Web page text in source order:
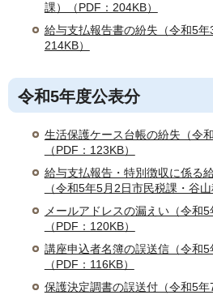
課）（PDF：204KB）
給与支払報告書の紛失（令和5年
214KB）
令和5年度公表分
生活保護ケース台帳の紛失（令
（PDF：123KB）
給与支払報告・特別徴収に係る
（令和5年5月2日市民税課・谷
メールアドレスの漏えい（令和5
（PDF：120KB）
講座申込者名簿の誤送信（令和5
（PDF：116KB）
保護決定調書の誤送付（令和5年